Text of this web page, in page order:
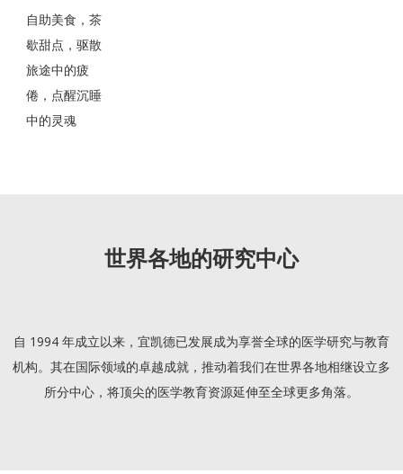
自助美食，茶
歇甜点，驱散
旅途中的疲
倦，点醒沉睡
中的灵魂
世界各地的研究中心
自 1994 年成立以来，宜凯德已发展成为享誉全球的医学研究与教育
机构。其在国际领域的卓越成就，推动着我们在世界各地相继设立多
所分中心，将顶尖的医学教育资源延伸至全球更多角落。